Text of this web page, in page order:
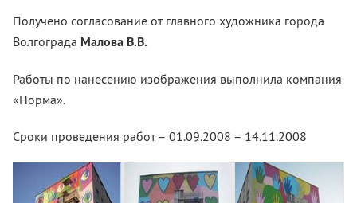
Получено согласование от главного художника города
Волгограда Малова В.В.
Работы по нанесению изображения выполнила компания
«Норма».
Сроки проведения работ – 01.09.2008 – 14.11.2008